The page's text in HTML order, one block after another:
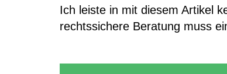
Ich leiste in mit diesem Artikel
rechtssichere Beratung muss